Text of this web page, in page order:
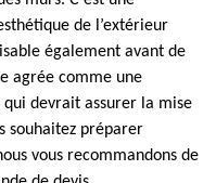
de l’extérieur
également avant de
agrée comme une
devrait assurer la mise
souhaitez préparer
vous recommandons de